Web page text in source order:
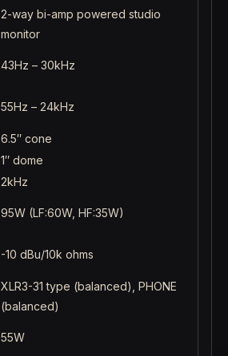
2-way bi-amp powered studio
monitor
43Hz – 30kHz
55Hz – 24kHz
6.5″ cone
1″ dome
2kHz
95W (LF:60W, HF:35W)
-10 dBu/10k ohms
XLR3-31 type (balanced), PHONE
(balanced)
55W